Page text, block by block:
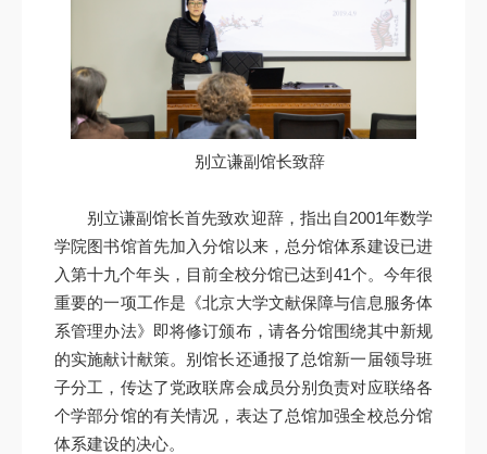
别立谦副馆长致辞
别立谦副馆长首先致欢迎辞，指出自2001年数学
学院图书馆首先加入分馆以来，总分馆体系建设已进
入第十九个年头，目前全校分馆已达到41个。今年很
重要的一项工作是《北京大学文献保障与信息服务体
系管理办法》即将修订颁布，请各分馆围绕其中新规
的实施献计献策。别馆长还通报了总馆新一届领导班
子分工，传达了党政联席会成员分别负责对应联络各
个学部分馆的有关情况，表达了总馆加强全校总分馆
体系建设的决心。